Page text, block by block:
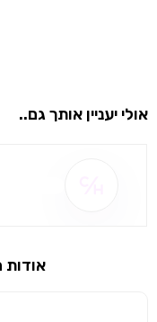
אולי יעניין אותך גם..
אודות